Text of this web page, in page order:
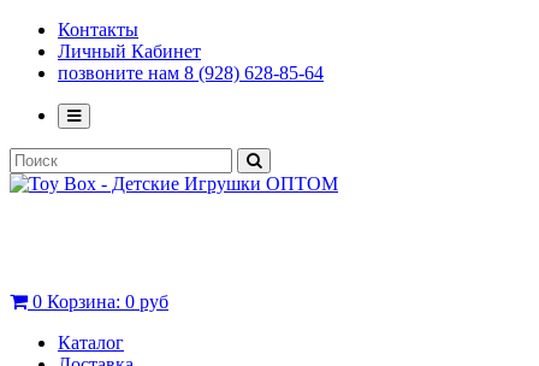
Контакты
Личный Кабинет
позвоните нам 8 (928) 628-85-64
0 Корзина: 0 руб
Каталог